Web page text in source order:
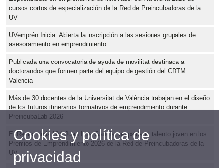
cursos cortos de especialización de la Red de Preincubadoras de la
UV
UVemprén Inicia: Abierta la inscripción a las sesiones grupales de
asesoramiento en emprendimiento
Publicada una convocatoria de ayuda de movilitat destinada a
doctorandos que formen parte del equipo de gestión del CDTM
Valencia
Más de 30 docentes de la Universitat de València trabajan en el diseño
de los futuros itinerarios formativos de emprendimiento durante
PreincubaLab 2026
El Rector de la UV, Juan Luis Gandía, respalda el talento joven en los
Premios de Emprendimiento 2026 de la Red de Preincubadoras de la
UV
Cookies y política de
privacidad